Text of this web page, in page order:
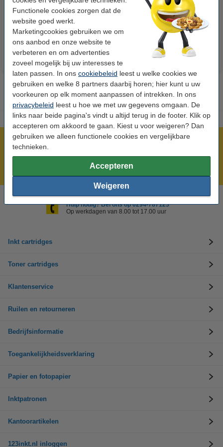
Functionele cookies zorgen dat de
website goed werkt.
Marketingcookies gebruiken we om
ons aanbod en onze website te
verbeteren en om advertenties
zoveel mogelijk bij uw interesses te
laten passen. In ons cookiebeleid leest u welke cookies we
gebruiken en welke 8 partners daarbij horen; hier kunt u uw
voorkeuren op elk moment aanpassen of intrekken. In ons
privacybeleid leest u hoe we met uw gegevens omgaan. De
links naar beide pagina's vindt u altijd terug in de footer. Klik op
accepteren om akkoord te gaan. Kiest u voor weigeren? Dan
gebruiken we alleen functionele cookies en vergelijkbare
technieken.
Accepteren
Weigeren
€ 14,95 Incl. 21% btw
FSC® Mix Credit
€ 33,50 Incl. 21% btw
Voor 23.59 uur besteld, morgen in huis!
Hulp nodig? Bel ons op 0294-787123
Op werkdagen van 8.00 tot 17.00 uur
Inkt cartridges
Toner cartridges
Klantenservice
Ruilen en retourneren
Bedrijfsinformatie
Toegankelijkheidsverklaring
Papier en fotopapier
Inktpatronen
Kantoorartikelen
123inkt.nl inloggen